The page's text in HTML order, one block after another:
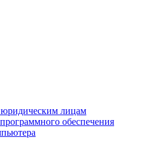
лицам
обеспечения